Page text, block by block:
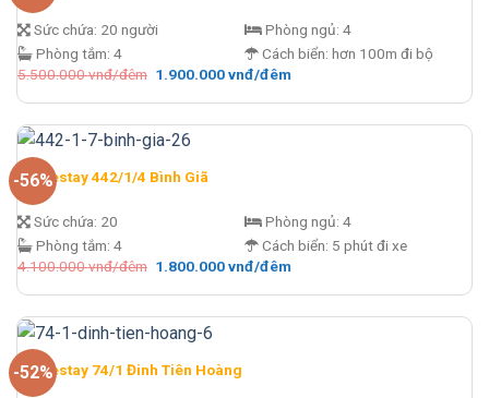
Sức chứa: 20 người
Phòng tắm: 4
Phòng ngủ: 4
Cách biển: hơn 100m đi bộ
5.500.000vnđ/đêm Giá
là:
đêm.
1.900.000vnđ/đêmGiá
tại
1.900.000 vnđ/
-56%
Homestay 442/1/4 Bình Giã
Sức chứa: 20
Phòng tắm: 4
Phòng ngủ: 4
Cách biển: 5 phút đi xe
4.100.000vnđ/đêm Giá
là:
đêm.
1.800.000vnđ/đêmGiá
tại
1.800.000 vnđ/
-52%
Homestay 74/1 Đinh Tiên Hoàng